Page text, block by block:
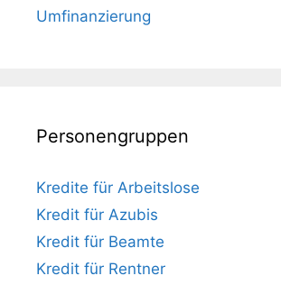
Umfinanzierung
Personengruppen
Kredite für Arbeitslose
Kredit für Azubis
Kredit für Beamte
Kredit für Rentner